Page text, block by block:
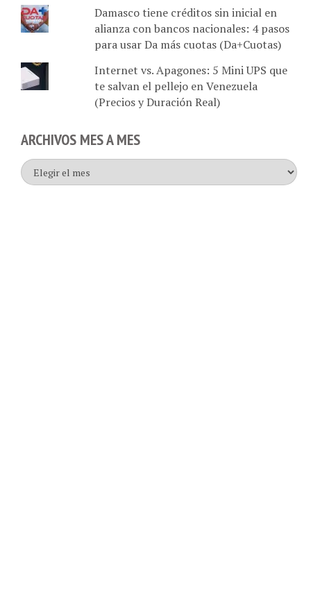
Damasco tiene créditos sin inicial en
alianza con bancos nacionales: 4 pasos
para usar Da más cuotas (Da+Cuotas)
Internet vs. Apagones: 5 Mini UPS que
te salvan el pellejo en Venezuela
(Precios y Duración Real)
ARCHIVOS MES A MES
Archivos
mes